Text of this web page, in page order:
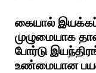
கையால்
முழுமையாக
போர்டு
உண்மையான